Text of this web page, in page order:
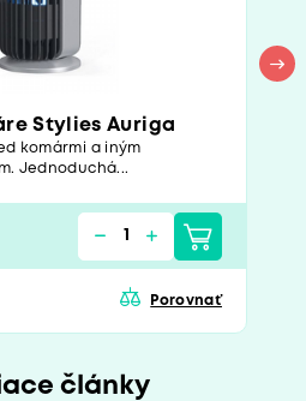
Stylies Auriga
komármi a iným
Jednoduchá...
Porovnať
články